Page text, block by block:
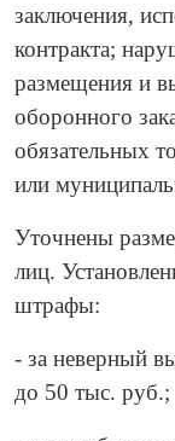
заключения,
контракта;
размещения и
оборонного
обязательных
или
Уточнены
лиц.
штрафы:
- за неверный
до 50 тыс. руб.;